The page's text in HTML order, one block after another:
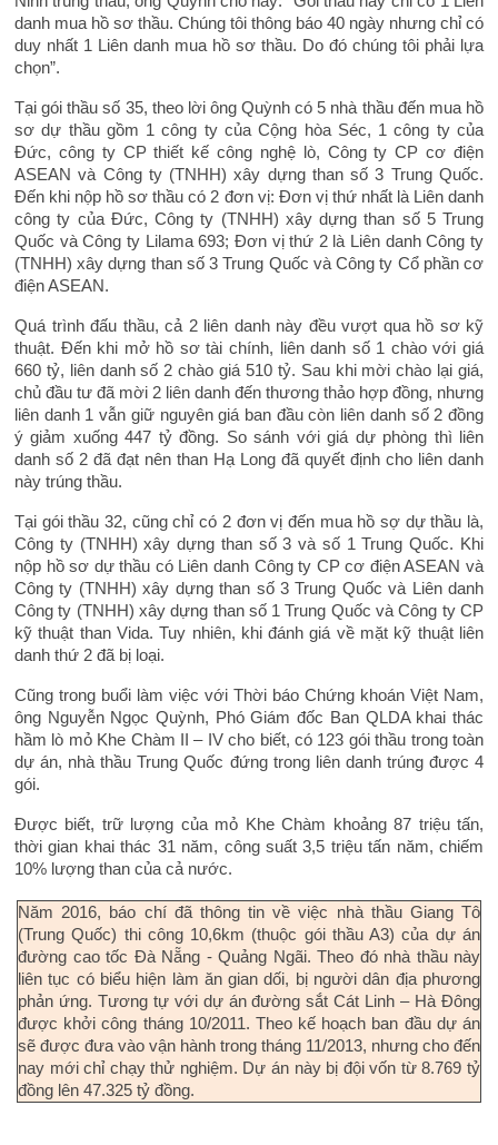
danh mua hồ sơ thầu. Chúng tôi thông báo 40 ngày nhưng chỉ có
duy nhất 1 Liên danh mua hồ sơ thầu. Do đó chúng tôi phải lựa
chọn”.
Tại gói thầu số 35, theo lời ông Quỳnh có 5 nhà thầu đến mua hồ
sơ dự thầu gồm 1 công ty của Cộng hòa Séc, 1 công ty của
Đức, công ty CP thiết kế công nghệ lò, Công ty CP cơ điện
ASEAN và Công ty (TNHH) xây dựng than số 3 Trung Quốc.
Đến khi nộp hồ sơ thầu có 2 đơn vị: Đơn vị thứ nhất là Liên danh
công ty của Đức, Công ty (TNHH) xây dựng than số 5 Trung
Quốc và Công ty Lilama 693; Đơn vị thứ 2 là Liên danh Công ty
(TNHH) xây dựng than số 3 Trung Quốc và Công ty Cổ phần cơ
điện ASEAN.
Quá trình đấu thầu, cả 2 liên danh này đều vượt qua hồ sơ kỹ
thuật. Đến khi mở hồ sơ tài chính, liên danh số 1 chào với giá
660 tỷ, liên danh số 2 chào giá 510 tỷ. Sau khi mời chào lại giá,
chủ đầu tư đã mời 2 liên danh đến thương thảo hợp đồng, nhưng
liên danh 1 vẫn giữ nguyên giá ban đầu còn liên danh số 2 đồng
ý giảm xuống 447 tỷ đồng. So sánh với giá dự phòng thì liên
danh số 2 đã đạt nên than Hạ Long đã quyết định cho liên danh
này trúng thầu.
Tại gói thầu 32, cũng chỉ có 2 đơn vị đến mua hồ sợ dự thầu là,
Công ty (TNHH) xây dựng than số 3 và số 1 Trung Quốc. Khi
nộp hồ sơ dự thầu có Liên danh Công ty CP cơ điện ASEAN và
Công ty (TNHH) xây dựng than số 3 Trung Quốc và Liên danh
Công ty (TNHH) xây dựng than số 1 Trung Quốc và Công ty CP
kỹ thuật than Vida. Tuy nhiên, khi đánh giá về mặt kỹ thuật liên
danh thứ 2 đã bị loại.
Cũng trong buổi làm việc với Thời báo Chứng khoán Việt Nam,
ông Nguyễn Ngọc Quỳnh, Phó Giám đốc Ban QLDA khai thác
hầm lò mỏ Khe Chàm II – IV cho biết, có 123 gói thầu trong toàn
dự án, nhà thầu Trung Quốc đứng trong liên danh trúng được 4
gói.
Được biết, trữ lượng của mỏ Khe Chàm khoảng 87 triệu tấn,
thời gian khai thác 31 năm, công suất 3,5 triệu tấn năm, chiếm
10% lượng than của cả nước.
Năm 2016, báo chí đã thông tin về việc nhà thầu Giang Tô
(Trung Quốc) thi công 10,6km (thuộc gói thầu A3) của dự án
đường cao tốc Đà Nẵng - Quảng Ngãi. Theo đó nhà thầu này
liên tục có biểu hiện làm ăn gian dối, bị người dân địa phương
phản ứng. Tương tự với dự án đường sắt Cát Linh – Hà Đông
được khởi công tháng 10/2011. Theo kế hoạch ban đầu dự án
sẽ được đưa vào vận hành trong tháng 11/2013, nhưng cho đến
nay mới chỉ chạy thử nghiệm. Dự án này bị đội vốn từ 8.769 tỷ
đồng lên 47.325 tỷ đồng.